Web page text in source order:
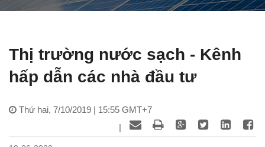
Thị trường nước sạch - Kênh
hấp dẫn các nhà đầu tư
Thứ hai, 7/10/2019 | 15:55 GMT+7
|